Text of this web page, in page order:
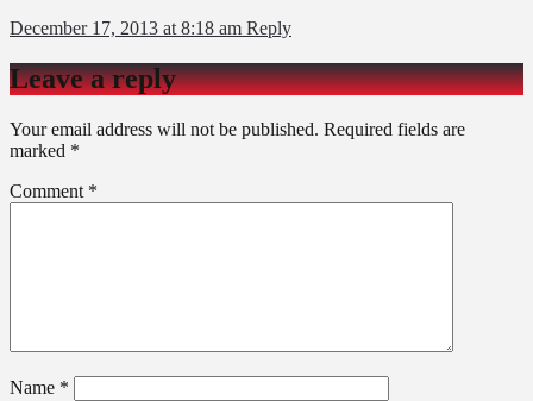
December 17, 2013 at 8:18 am Reply
Leave a reply
Your email address will not be published. Required fields are
marked *
Comment *
Name *